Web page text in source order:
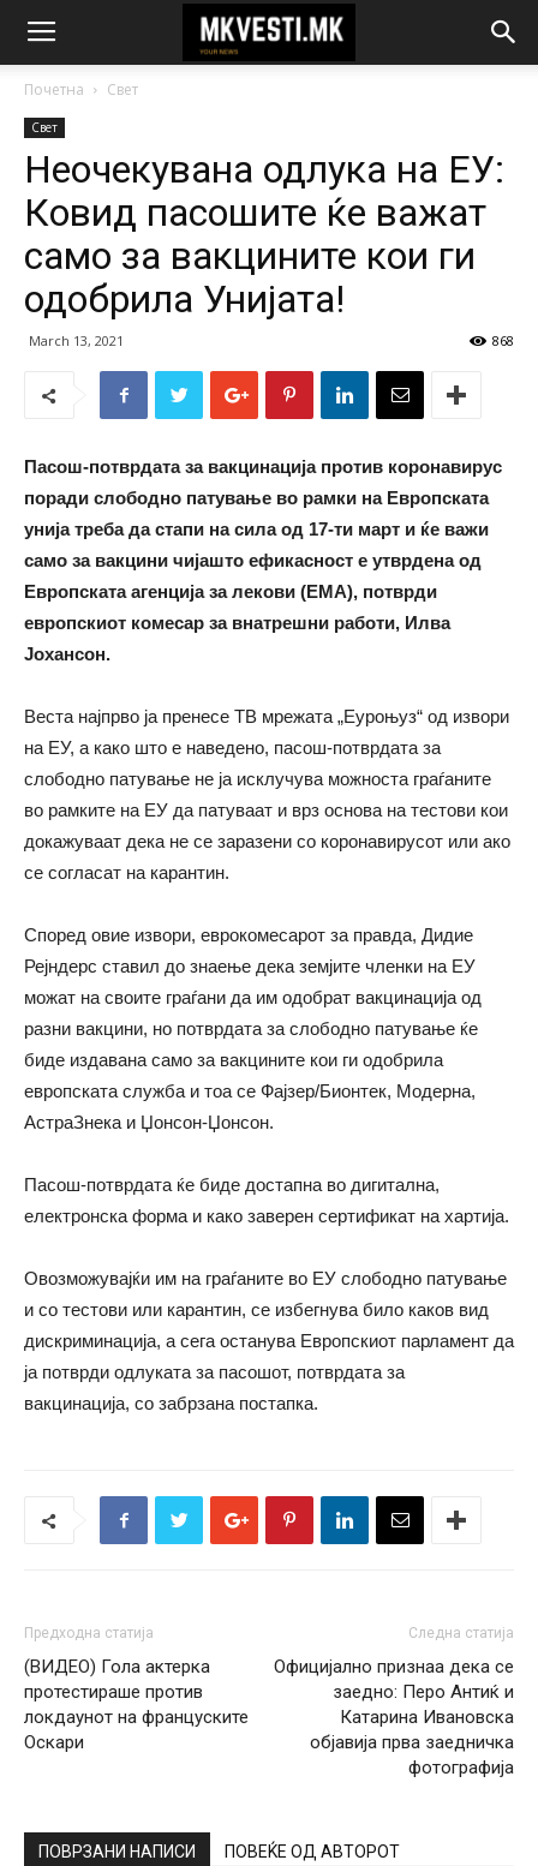
Почетна Свет
Свет
Неочекувана одлука на ЕУ:
Ковид пасошите ќе важат
само за вакцините кои ги
одобрила Унијата!
March 13, 2021 868
Пасош-потврдата за вакцинација против коронавирус
поради слободно патување во рамки на Европската
унија треба да стапи на сила од 17-ти март и ќе важи
само за вакцини чијашто ефикасност е утврдена од
Европската агенција за лекови (ЕМА), потврди
европскиот комесар за внатрешни работи, Илва
Јохансон.
Веста најпрво ја пренесе ТВ мрежата „Еуроњуз“ од извори
на ЕУ, а како што е наведено, пасош-потврдата за
слободно патување не ја исклучува можноста граѓаните
во рамките на ЕУ да патуваат и врз основа на тестови кои
докажуваат дека не се заразени со коронавирусот или ако
се согласат на карантин.
Според овие извори, еврокомесарот за правда, Дидие
Рејндерс ставил до знаење дека земјите членки на ЕУ
можат на своите граѓани да им одобрат вакцинација од
разни вакцини, но потврдата за слободно патување ќе
биде издавана само за вакцините кои ги одобрила
европската служба и тоа се Фајзер/Бионтек, Модерна,
АстраЗнека и Џонсон-Џонсон.
Пасош-потврдата ќе биде достапна во дигитална,
електронска форма и како заверен сертификат на хартија.
Овозможувајќи им на граѓаните во ЕУ слободно патување
и со тестови или карантин, се избегнува било каков вид
дискриминација, а сега останува Европскиот парламент да
ја потврди одлуката за пасошот, потврдата за
вакцинација, со забрзана постапка.
Предходна статија
(ВИДЕО) Гола актерка
протестираше против
локдаунот на француските
Оскари
Следна статија
Официјално признаа дека се
заедно: Перо Антиќ и
Катарина Ивановска
објавија прва заедничка
фотографија
ПОВРЗАНИ НАПИСИ ПОВЕЌЕ ОД АВТОРОТ